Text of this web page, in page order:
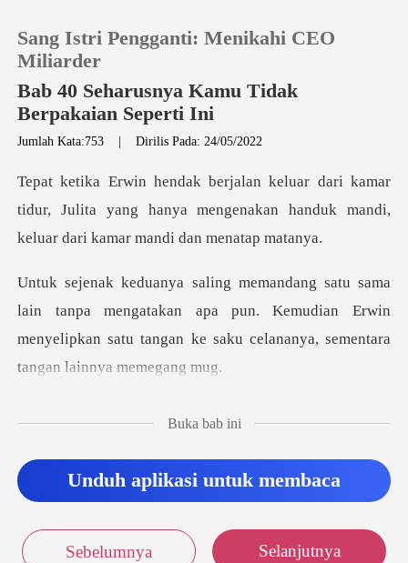
Pengisian Ulang
Riwayat Membaca
Keluar
Unduh Aplikasi
Sang Istri Pengganti: Menikahi CEO
Miliarder
Bab 40 Seharusnya Kamu Tidak
Berpakaian Seperti Ini
Jumlah Kata:753 |Dirilis Pada: 24/05/2022
mar
tidur, Julita yang hanya mengenakan handuk ma
a mengatakan apa pun. Kemudian Erwin
menyelipkan satu tanga
Buka bab ini
Unduh aplikasi untuk membaca
Sebelumnya Selanjutnya